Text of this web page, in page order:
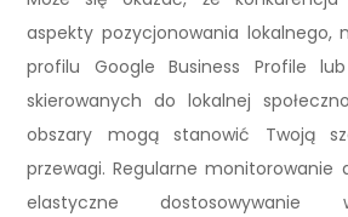
aspekty pozycjonowania lokalnego,
profilu Google Business Profile
skierowanych do lokalnej
obszary mogą stanowić Twoją
przewagi. Regularne monitorowanie
elastyczne dostosowywanie